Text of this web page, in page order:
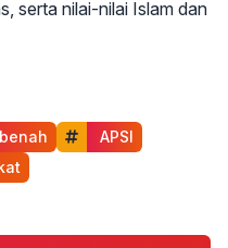
serta nilai-nilai Islam dan
APSI